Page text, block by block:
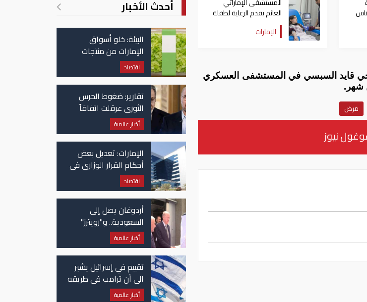
العائم يقدم الرعاية لطفلة
فلسطينية تعاني مرضا نادرا
الإمارات
قايد السبسي في المستشفى العسكري
شهر.
مرض
غوغول نيوز
أحدث الأخبار
البيئة: خلو أسواق
الإمارات من منتجات
الخس المرتبطة بتفشي
داء السيكلوسبورا
اقتصاد
تقارير: ضغوط الحرس
الثوري عرقلت اتفاقاً
وشيكاً حول هرمز
أخبار عالمية
الإمارات: تعديل بعض
أحكام القرار الوزاري في
شأن الضريبة على
الشركات والأعمال
اقتصاد
أردوغان يصل إلى
السعودية.. و"رويترز"
تكشف تفاصيل الاتفاق
المرتقب
أخبار عالمية
تقييم في إسرائيل يشير
الى أن ترامب في طريقه
الى إبرام اتفاق مع إيران
أخبار عالمية